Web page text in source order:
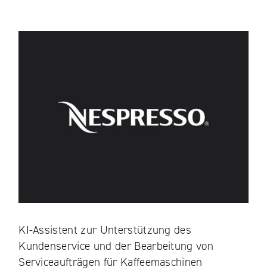
KI-Assistent zur Unterstützung des
Kundenservice und der Bearbeitung von
Serviceaufträgen für Kaffeemaschinen